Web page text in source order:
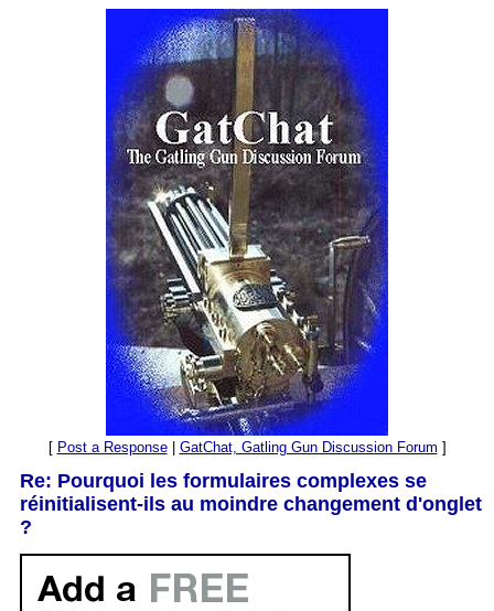
[ Post a Response| GatChat, Gatling Gun Discussion Forum ]
Re: Pourquoi les formulaires complexes se
réinitialisent-ils au moindre changement d'onglet
?